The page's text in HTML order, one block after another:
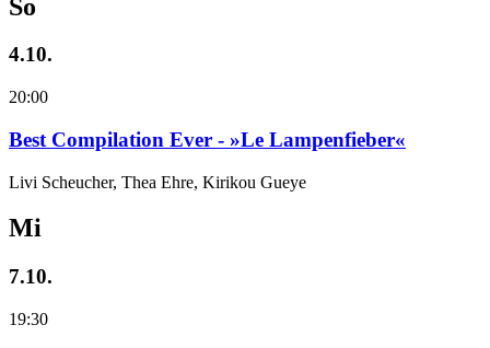
So
4.10.
20:00
Best Compilation Ever - »Le Lampenfieber«
Livi Scheucher, Thea Ehre, Kirikou Gueye
Mi
7.10.
19:30